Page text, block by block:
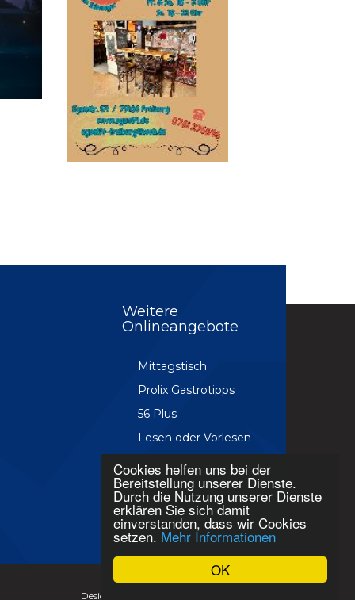
OK
Cookies helfen uns bei der
Bereitstellung unserer Dienste.
Durch die Nutzung unserer Dienste
erklären Sie sich damit
einverstanden, dass wir Cookies
setzen. Mehr Informationen
Weitere
Onlineangebote
Mittagstisch
Prolix Gastrotipps
56 Plus
Lesen oder Vorlesen
Ökoplus Freiburg
Prolixletter
Wodsch
Design & Devleopment by